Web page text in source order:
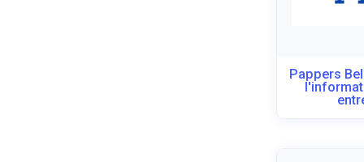
Pappers